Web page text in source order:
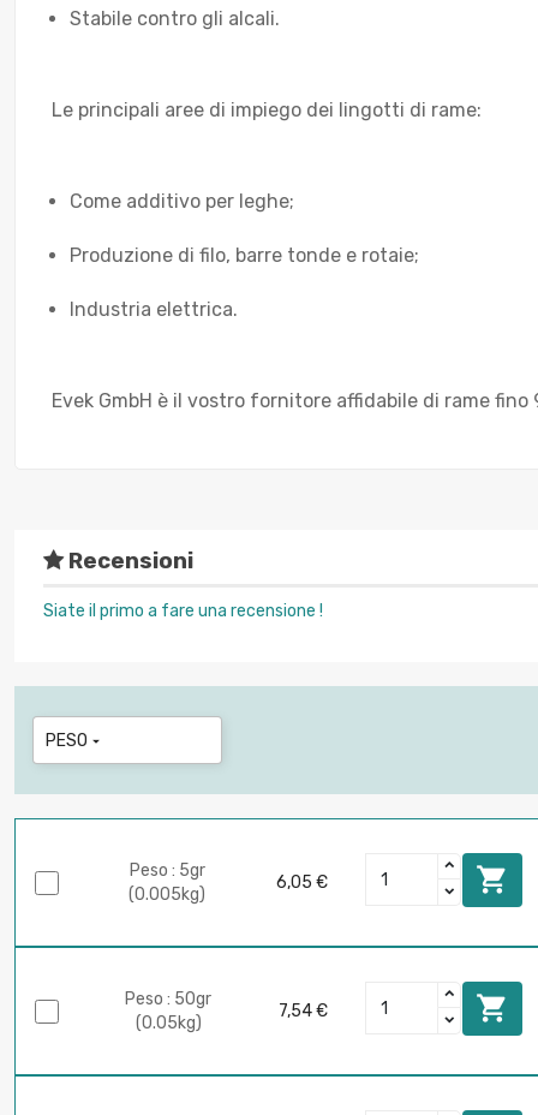
Stabile contro gli alcali.
Le principali aree di impiego dei lingotti di rame:
Come additivo per leghe;
Produzione di filo, barre tonde e rotaie;
Industria elettrica.
Evek GmbH è il vostro fornitore affidabile di rame
Recensioni
Siate il primo a fare una recensione !
PESO 
Peso : 5gr
(0.005kg)
6,05 € 
Peso : 50gr
(0.05kg)
7,54 € 